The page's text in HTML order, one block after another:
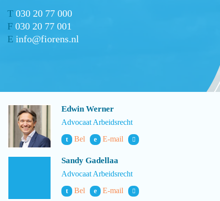
T 030 20 77 000
F 030 20 77 001
E info@fiorens.nl
Edwin Werner
Advocaat Arbeidsrecht
t Bel e E-mail
Sandy Gadellaa
Advocaat Arbeidsrecht
t Bel e E-mail